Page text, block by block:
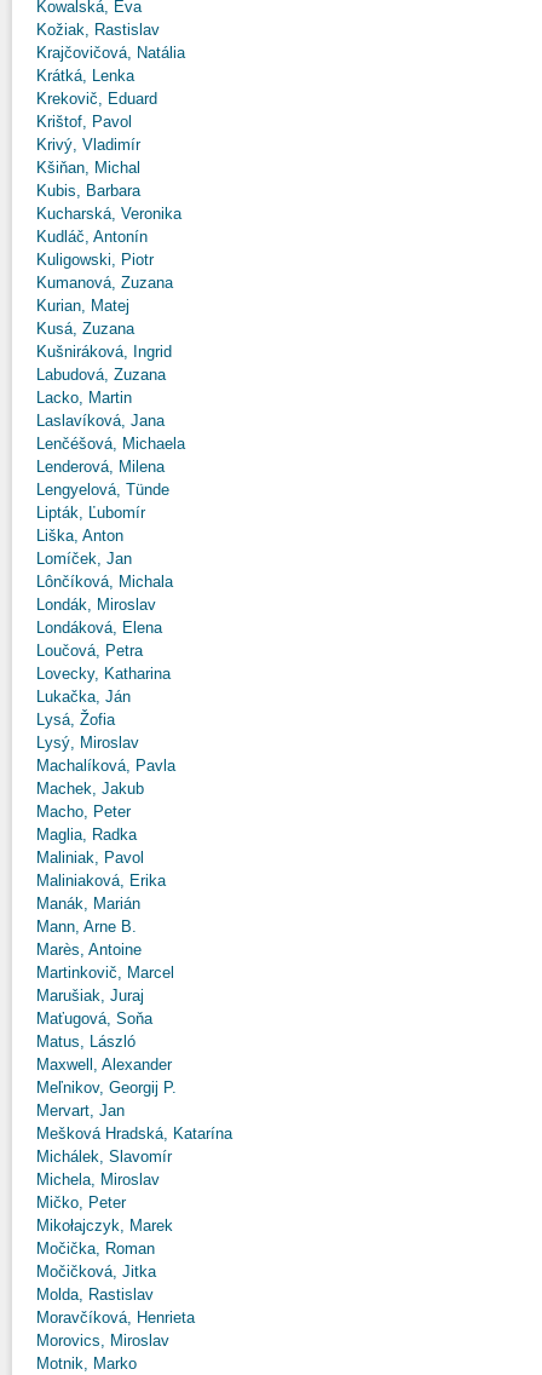
Kowalská, Eva
Kožiak, Rastislav
Krajčovičová, Natália
Krátká, Lenka
Krekovič, Eduard
Krištof, Pavol
Krivý, Vladimír
Kšiňan, Michal
Kubis, Barbara
Kucharská, Veronika
Kudláč, Antonín
Kuligowski, Piotr
Kumanová, Zuzana
Kurian, Matej
Kusá, Zuzana
Kušniráková, Ingrid
Labudová, Zuzana
Lacko, Martin
Laslavíková, Jana
Lenčéšová, Michaela
Lenderová, Milena
Lengyelová, Tünde
Lipták, Ľubomír
Liška, Anton
Lomíček, Jan
Lônčíková, Michala
Londák, Miroslav
Londáková, Elena
Loučová, Petra
Lovecky, Katharina
Lukačka, Ján
Lysá, Žofia
Lysý, Miroslav
Machalíková, Pavla
Machek, Jakub
Macho, Peter
Maglia, Radka
Maliniak, Pavol
Maliniaková, Erika
Manák, Marián
Mann, Arne B.
Marès, Antoine
Martinkovič, Marcel
Marušiak, Juraj
Maťugová, Soňa
Matus, László
Maxwell, Alexander
Meľnikov, Georgij P.
Mervart, Jan
Mešková Hradská, Katarína
Michálek, Slavomír
Michela, Miroslav
Mičko, Peter
Mikołajczyk, Marek
Močička, Roman
Močičková, Jitka
Molda, Rastislav
Moravčíková, Henrieta
Morovics, Miroslav
Motnik, Marko